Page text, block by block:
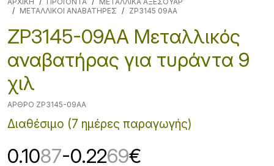
ΜΕΤΑΛΛΙΚΟΙ ΑΝΑΒΑΤΗΡΕΣ
ZP3145 09AA
ZP3145-09AA Μεταλλικός
αναβατήρας για τυράντα 9
χιλ
ΆΡΘΡΟ ZP3145-09AA
Διαθέσιμο (7 ημέρες παραγωγής)
0.1087-0.2269€